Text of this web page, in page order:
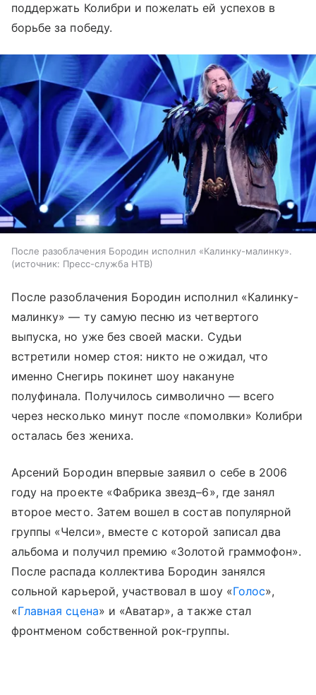
поддержать Колибри и пожелать ей успехов в
борьбе за победу.
После разоблачения Бородин исполнил «Калинку-малинку».
источник: Пресс-служба НТВ
После разоблачения Бородин исполнил «Калинку-
малинку» — ту самую песню из четвертого
выпуска, но уже без своей маски. Судьи
встретили номер стоя: никто не ожидал, что
именно Снегирь покинет шоу накануне
полуфинала. Получилось символично — всего
через несколько минут после «помолвки» Колибри
осталась без жениха.
Арсений Бородин впервые заявил о себе в 2006
году на проекте «Фабрика звезд–6», где занял
второе место. Затем вошел в состав популярной
группы «Челси», вместе с которой записал два
альбома и получил премию «Золотой граммофон».
После распада коллектива Бородин занялся
сольной карьерой, участвовал в шоу «Голос»,
«Главная сцена» и «Аватар», а также стал
фронтменом собственной рок-группы.